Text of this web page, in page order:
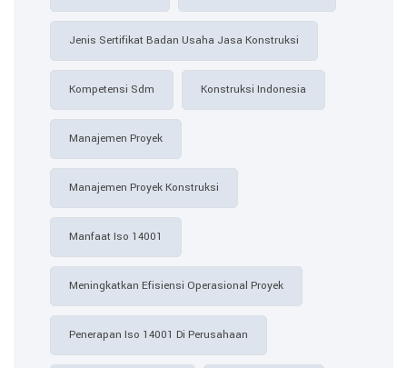
Jenis Sertifikat Badan Usaha Jasa Konstruksi
Kompetensi Sdm Konstruksi Indonesia
Manajemen Proyek
Manajemen Proyek Konstruksi
Manfaat Iso 14001
Meningkatkan Efisiensi Operasional Proyek
Penerapan Iso 14001 Di Perusahaan